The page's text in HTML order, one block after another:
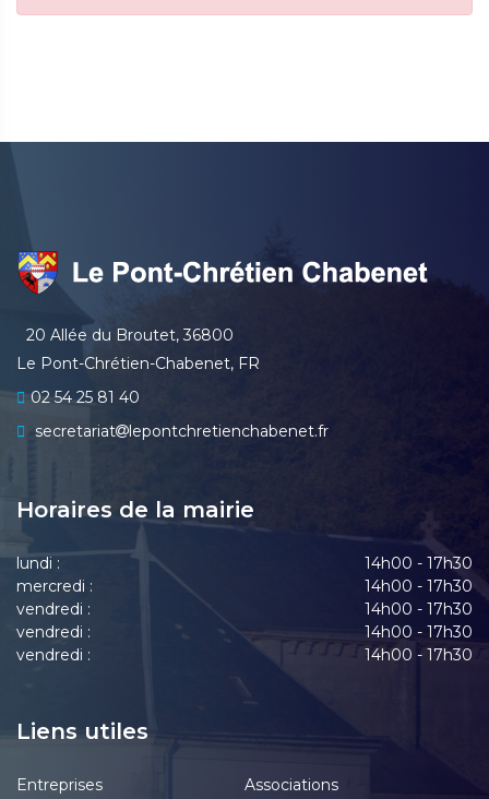
20 Allée du Broutet, 36800
Le Pont-Chrétien-Chabenet, FR
02 54 25 81 40
secretariat
lepontchretienchabenet.fr
Horaires de la mairie
lundi :
14h00 - 17h30
mercredi :
14h00 - 17h30
vendredi :
14h00 - 17h30
vendredi :
14h00 - 17h30
vendredi :
14h00 - 17h30
Liens utiles
Entreprises Associations